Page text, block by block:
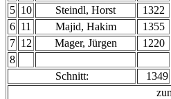
5 10 Steindl, Horst 1322
6 11 Majid, Hakim 1355
7 12 Mager, Jürgen 1220
8
Schnitt:
1349